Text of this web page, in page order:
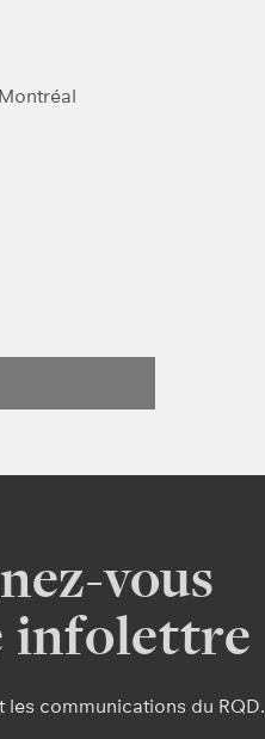
vous
infolettre
les communications du RQD.